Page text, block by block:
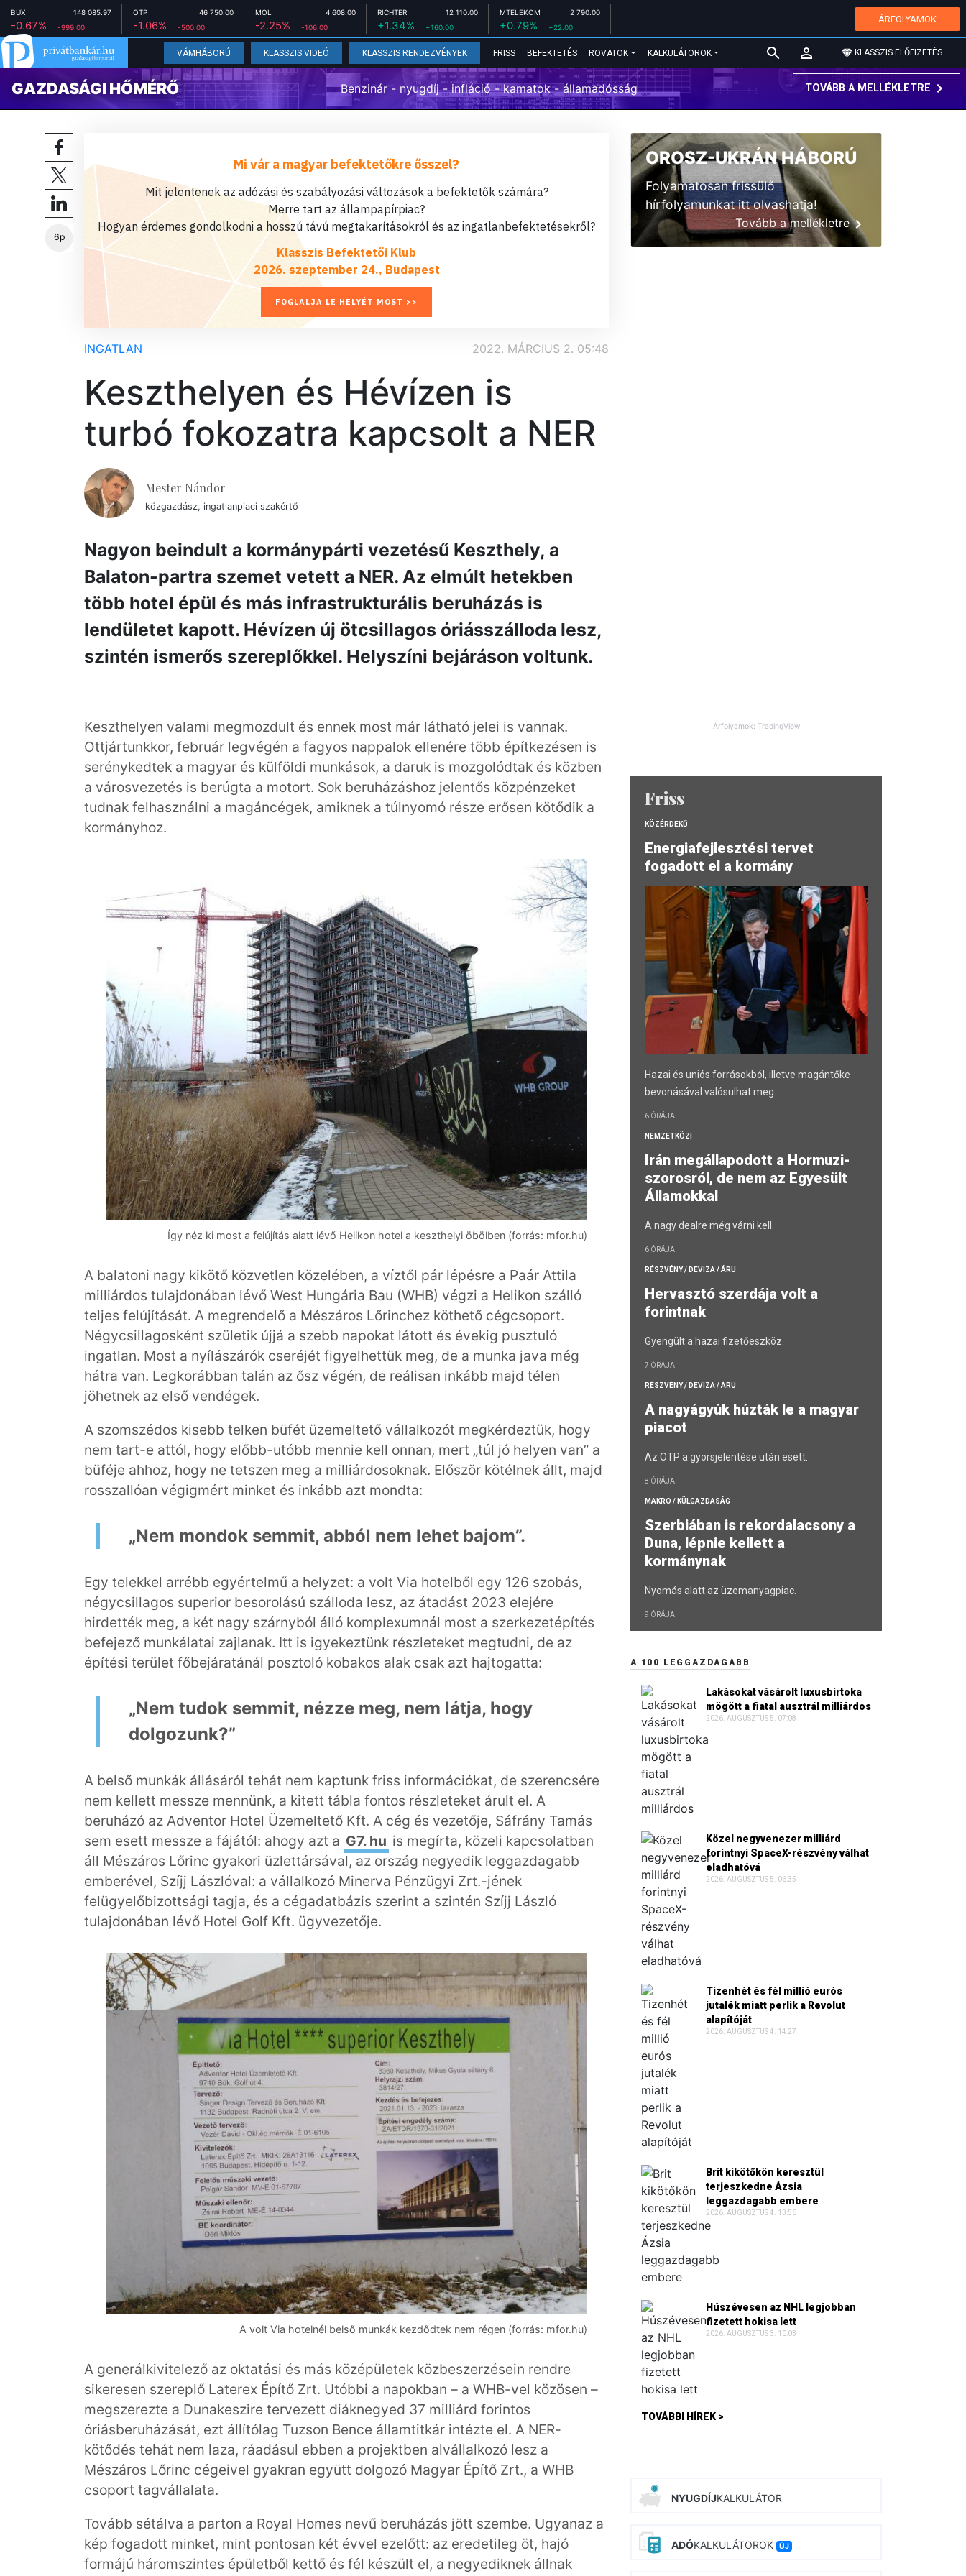
BUX 148 085.97
-0.67% -999.00
OTP 46 750.00
-1.06% -500.00
MOL 4 608.00
-2.25% -106.00
RICHTER 12 110.00
+1.34% +160.00
MTELEKOM 2 790.00
+0.79% +22.00
ÁRFOLYAMOK
VÁMHÁBORÚ KLASSZIS VIDEÓ KLASSZIS RENDEZVÉNYEK FRISS BEFEKTETÉS ROVATOK KALKULÁTOROK KLASSZIS ELŐFIZETÉS
GAZDASÁGI HŐMÉRŐ Benzinár - nyugdíj - infláció - kamatok - államadósság TOVÁBB A MELLÉKLETRE
6p
Mi vár a magyar befektetőkre ősszel?
Mit jelentenek az adózási és szabályozási változások a befektetők számára?
Merre tart az állampapírpiac?
Hogyan érdemes gondolkodni a hosszú távú megtakarításokról és az ingatlanbefektetésekről?
Klasszis Befektetői Klub
2026. szeptember 24., Budapest
FOGLALJA LE HELYÉT MOST >>
INGATLAN 2022. MÁRCIUS 2. 05:48
Keszthelyen és Hévízen is
turbó fokozatra kapcsolt a NER
Mester Nándor
közgazdász, ingatlanpiaci szakértő
Nagyon beindult a kormánypárti vezetésű Keszthely, a
Balaton-partra szemet vetett a NER. Az elmúlt hetekben
több hotel épül és más infrastrukturális beruházás is
lendületet kapott. Hévízen új ötcsillagos óriásszálloda lesz,
szintén ismerős szereplőkkel. Helyszíni bejáráson voltunk.
Keszthelyen valami megmozdult és ennek most már látható jelei is vannak.
Ottjártunkkor, február legvégén a fagyos nappalok ellenére több építkezésen is
serénykedtek a magyar és külföldi munkások, a daruk is mozgolódtak és közben
a városvezetés is berúgta a motort. Sok beruházáshoz jelentős közpénzeket
tudnak felhasználni a magáncégek, amiknek a túlnyomó része erősen kötődik a
kormányhoz.
Így néz ki most a felújítás alatt lévő Helikon hotel a keszthelyi öbölben (forrás: mfor.hu)
A balatoni nagy kikötő közvetlen közelében, a víztől pár lépésre a Paár Attila
milliárdos tulajdonában lévő West Hungária Bau (WHB) végzi a Helikon szálló
teljes felújítását. A megrendelő a Mészáros Lőrinchez köthető cégcsoport.
Négycsillagosként születik újjá a szebb napokat látott és évekig pusztuló
ingatlan. Most a nyílászárók cseréjét figyelhettük meg, de a munka java még
hátra van. Legkorábban talán az ősz végén, de reálisan inkább majd télen
jöhetnek az első vendégek.
A szomszédos kisebb telken büfét üzemeltető vállalkozót megkérdeztük, hogy
nem tart-e attól, hogy előbb-utóbb mennie kell onnan, mert „túl jó helyen van” a
büféje ahhoz, hogy ne tetszen meg a milliárdosoknak. Először kötélnek állt, majd
rosszallóan végigmért minket és inkább azt mondta:
„Nem mondok semmit, abból nem lehet bajom”.
Egy telekkel arrébb egyértelmű a helyzet: a volt Via hotelből egy 126 szobás,
négycsillagos superior besorolású szálloda lesz, az átadást 2023 elejére
hirdették meg, a két nagy szárnyból álló komplexumnál most a szerkezetépítés
befejező munkálatai zajlanak. Itt is igyekeztünk részleteket megtudni, de az
építési terület főbejáratánál posztoló kobakos alak csak azt hajtogatta:
„Nem tudok semmit, nézze meg, nem látja, hogy
dolgozunk?”
A belső munkák állásáról tehát nem kaptunk friss információkat, de szerencsére
nem kellett messze mennünk, a kitett tábla fontos részleteket árult el. A
beruházó az Adventor Hotel Üzemeltető Kft. A cég és vezetője, Sáfrány Tamás
sem esett messze a fájától: ahogy azt a G7. hu is megírta, közeli kapcsolatban
áll Mészáros Lőrinc gyakori üzlettársával, az ország negyedik leggazdagabb
emberével, Szíjj Lászlóval: a vállalkozó Minerva Pénzügyi Zrt.-jének
felügyelőbizottsági tagja, és a cégadatbázis szerint a szintén Szíjj László
tulajdonában lévő Hotel Golf Kft. ügyvezetője.
A volt Via hotelnél belső munkák kezdődtek nem régen (forrás: mfor.hu)
A generálkivitelező az oktatási és más középületek közbeszerzésein rendre
sikeresen szereplő Laterex Építő Zrt. Utóbbi a napokban – a WHB-vel közösen –
megszerezte a Dunakeszire tervezett diáknegyed 37 milliárd forintos
óriásberuházását, ezt állítólag Tuzson Bence államtitkár intézte el. A NER-
kötődés tehát nem laza, ráadásul ebben a projektben alvállalkozó lesz a
Mészáros Lőrinc cégeivel gyakran együtt dolgozó Magyar Építő Zrt., a WHB
csoport tagvállalata.
Tovább sétálva a parton a Royal Homes nevű beruházás jött szembe. Ugyanaz a
kép fogadott minket, mint pontosan két évvel ezelőtt: az eredetileg öt, hajó
formájú háromszintes épületből kettő és fél készült el, a negyediknek állnak
OROSZ-UKRÁN HÁBORÚ
Folyamatosan frissülő
hírfolyamunkat itt olvashatja!
Tovább a mellékletre
Árfolyamok: TradingView
Friss
KÖZÉRDEKŰ
Energiafejlesztési tervet
fogadott el a kormány
Hazai és uniós forrásokból, illetve magántőke
bevonásával valósulhat meg.
6 ÓRÁJA
NEMZETKÖZI
Irán megállapodott a Hormuzi-
szorosról, de nem az Egyesült
Államokkal
A nagy dealre még várni kell.
6 ÓRÁJA
RÉSZVÉNY / DEVIZA / ÁRU
Hervasztó szerdája volt a
forintnak
Gyengült a hazai fizetőeszköz.
7 ÓRÁJA
RÉSZVÉNY / DEVIZA / ÁRU
A nagyágyúk húzták le a magyar
piacot
Az OTP a gyorsjelentése után esett.
8 ÓRÁJA
MAKRO / KÜLGAZDASÁG
Szerbiában is rekordalacsony a
Duna, lépnie kellett a
kormánynak
Nyomás alatt az üzemanyagpiac.
9 ÓRÁJA
A 100 LEGGAZDAGABB
Lakásokat vásárolt luxusbirtoka
mögött a fiatal ausztrál milliárdos
2026. AUGUSZTUS 5. 07:08
Közel negyvenezer milliárd
forintnyi SpaceX-részvény válhat
eladhatóvá
2026. AUGUSZTUS 5. 06:35
Tizenhét és fél millió eurós
jutalék miatt perlik a Revolut
alapítóját
2026. AUGUSZTUS 4. 14:27
Brit kikötőkön keresztül
terjeszkedne Ázsia
leggazdagabb embere
2026. AUGUSZTUS 4. 13:56
Húszévesen az NHL legjobban
fizetett hokisa lett
2026. AUGUSZTUS 3. 10:03
TOVÁBBI HÍREK >
NYUGDÍJKALKULÁTOR
ADÓKALKULÁTOROK ÚJ